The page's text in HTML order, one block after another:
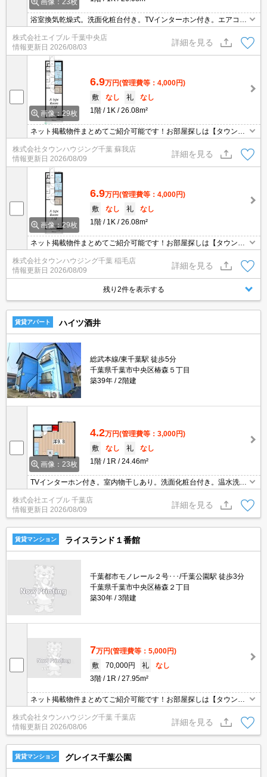
画像：23枚
浴室換気乾燥式。洗面化粧台付き。TVインターホン付き。エアコン
付き。オートロック。都市ガス使用。温水洗浄便座付き。システム
キッチン。シューズボックス付き。クローゼット付。コンビニへ18
4m。
株式会社エイブル 千葉中央店
情報更新日 2026/08/03
詳細を見る
画像：29枚
6.9万円(管理費等：4,000円)
敷
なし 礼
なし
1階
1K 26.08m²
ネット掲載物件まとめてご紹介可能です！お部屋探しは【タウンハ
ウジング千葉店】にお任せください！※オンライン内見・現地待ち
合わせは事前にご相談ください。
株式会社タウンハウジング千葉 蘇我店
情報更新日 2026/08/09
詳細を見る
画像：29枚
6.9万円(管理費等：4,000円)
敷
なし 礼
なし
1階
1K 26.08m²
ネット掲載物件まとめてご紹介可能です！お部屋探しは【タウンハ
ウジング千葉店】にお任せください！※オンライン内見・現地待ち
合わせは事前にご相談ください。
株式会社タウンハウジング千葉 稲毛店
情報更新日 2026/08/09
詳細を見る
残り2件を表示する
賃貸アパート ハイツ酒井
総武本線/東千葉駅 徒歩5分
千葉県千葉市中央区椿森５丁目
築39年
2階建
画像：23枚
4.2万円(管理費等：3,000円)
敷
なし 礼
なし
1階
1R 24.46m²
TVインターホン付き。室内物干しあり。洗面化粧台付き。温水洗浄
便座付き。初期費用・家賃カード払い可。インターネット無料使い
放題。スーパーへ850m。閑静な住宅街。ドン・キホーテへ650m。
株式会社エイブル 千葉店
情報更新日 2026/08/09
詳細を見る
賃貸マンション ライスランド１番館
千葉都市モノレール２号･･･/千葉公園駅 徒歩3分
千葉県千葉市中央区椿森２丁目
築30年
3階建
7万円(管理費等：5,000円)
敷
70,000円 礼
なし
3階
1R 27.95m²
ネット掲載物件まとめてご紹介可能です！お部屋探しは【タウンハ
ウジング】にお任せください！※オンライン内見・現地待ち合わせ
は事前にご相談ください。
株式会社タウンハウジング千葉 千葉店
情報更新日 2026/08/06
詳細を見る
賃貸マンション グレイス千葉公園